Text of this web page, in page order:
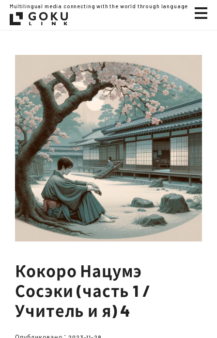
Multilingual media connecting with the world through language
Кокоро Нацумэ
Сосэки (часть 1 /
Учитель и я) 4